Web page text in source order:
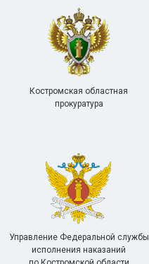
Костромская областная
прокуратура
Управление Федеральной службы
исполнения наказаний